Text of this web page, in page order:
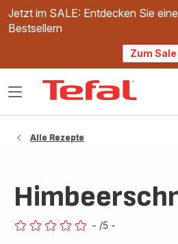
Jetzt im SALE: Entdecken Sie
Bestsellern
Zum Sale
Das
Alle Rezepte
- /5 -